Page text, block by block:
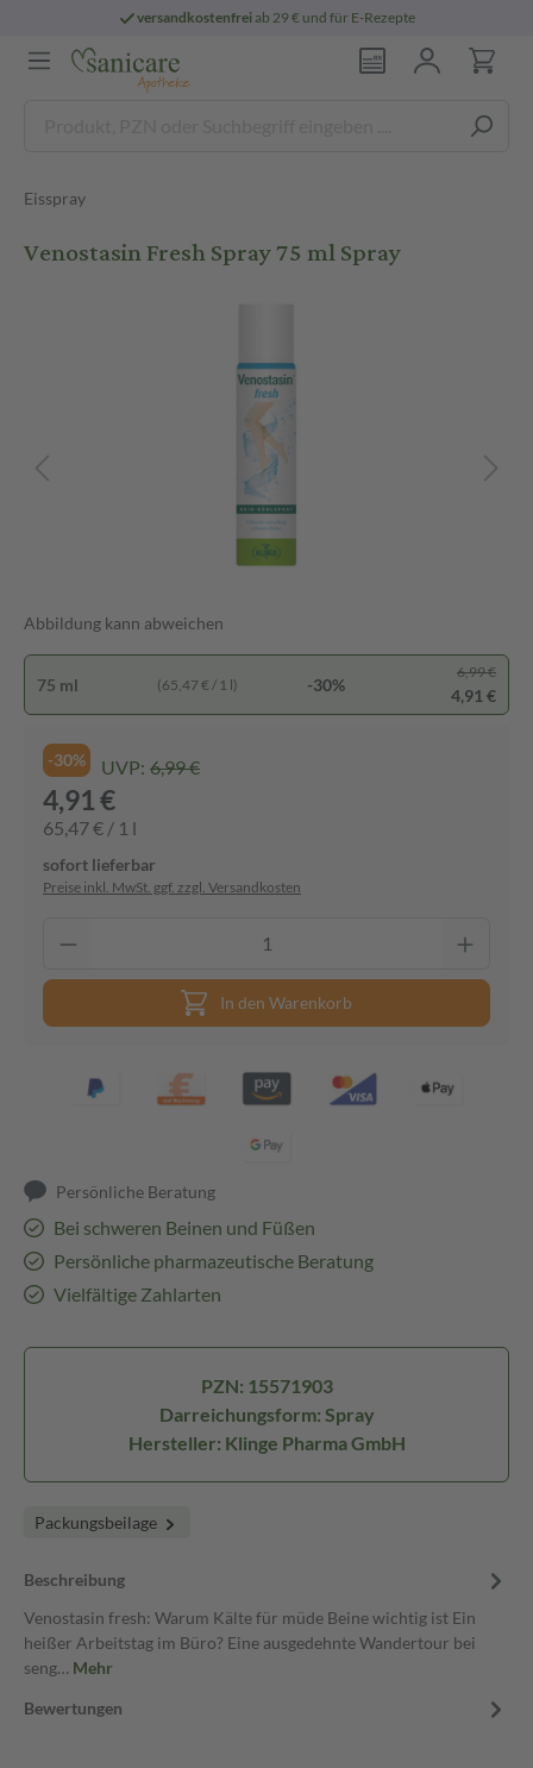
versandkostenfreiab 29 € und für E-Rezepte
Eisspray
Venostasin Fresh Spray 75 ml Spray
Abbildung kann abweichen
75 ml (65,47 € / 1 l) -30%
6,99 €
4,91 €
-30% UVP: 6,99 €
4,91 €
65,47 € / 1 l
sofort lieferbar
Preise inkl. MwSt. ggf. zzgl. Versandkosten
In den Warenkorb
Persönliche Beratung
Bei schweren Beinen und Füßen
Persönliche pharmazeutische Beratung
Vielfältige Zahlarten
PZN: 15571903
Darreichungsform: Spray
Hersteller: Klinge Pharma GmbH
Packungsbeilage
Beschreibung
Venostasin fresh: Warum Kälte für müde Beine wichtig ist Ein
heißer Arbeitstag im Büro? Eine ausgedehnte Wandertour bei
seng… Mehr
Bewertungen